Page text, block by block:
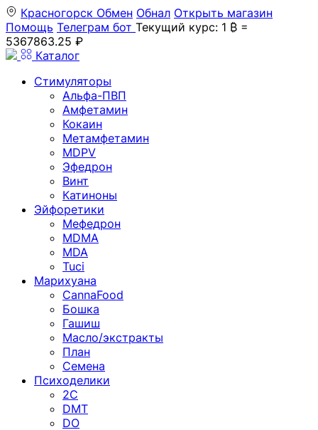
Красногорск Обмен Обнал Открыть магазин
Помощь Телеграм бот Текущий курс: 1 ₿ =
5367863.25 ₽
Каталог
Стимуляторы
Альфа-ПВП
Амфетамин
Кокаин
Метамфетамин
MDPV
Эфедрон
Винт
Катиноны
Эйфоретики
Мефедрон
MDMA
MDA
Tuci
Марихуана
CannaFood
Бошка
Гашиш
Масло/экстракты
План
Семена
Психоделики
2C
DMT
DO